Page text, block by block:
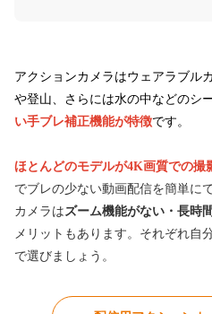
アクションカメラはウェアラブル
や登山、さらには水の中などのシ
い手ブレ補正機能が特徴です。
ほとんどのモデルが4K画質での撮
でブレの少ない動画配信を簡単に
カメラはズーム機能がない・ 長時
メリットもあります。それぞれ自
で選びましょう。